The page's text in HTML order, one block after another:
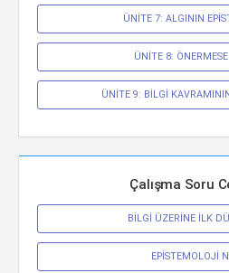
ÜNİTE 7: ALGININ
ÜNİTE 8:
ÜNİTE 9: BİLGİ
Çalışma Soru
BİLGİ ÜZERİNE İLK
EPİSTEMOLOJİ